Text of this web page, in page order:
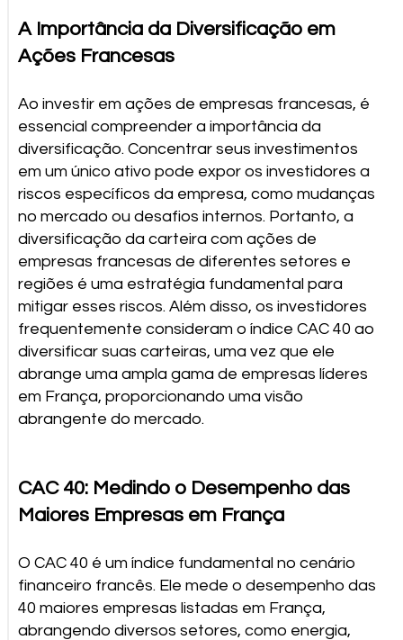
A Importância da Diversificação em
Ações Francesas
Ao investir em ações de empresas francesas, é
essencial compreender a importância da
diversificação. Concentrar seus investimentos
em um único ativo pode expor os investidores a
riscos específicos da empresa, como mudanças
no mercado ou desafios internos. Portanto, a
diversificação da carteira com ações de
empresas francesas de diferentes setores e
regiões é uma estratégia fundamental para
mitigar esses riscos. Além disso, os investidores
frequentemente consideram o índice CAC 40 ao
diversificar suas carteiras, uma vez que ele
abrange uma ampla gama de empresas líderes
em França, proporcionando uma visão
abrangente do mercado.
CAC 40: Medindo o Desempenho das
Maiores Empresas em França
O CAC 40 é um índice fundamental no cenário
financeiro francês. Ele mede o desempenho das
40 maiores empresas listadas em França,
abrangendo diversos setores, como energia,